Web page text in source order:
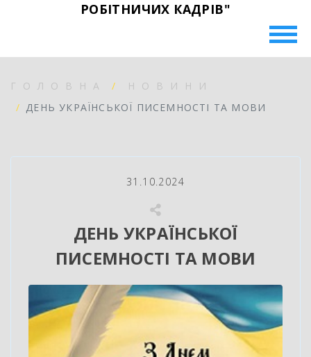
РОБІТНИЧИХ КАДРІВ"
ГОЛОВНА
НОВИНИ
ДЕНЬ УКРАЇНСЬКОЇ ПИСЕМНОСТІ ТА МОВИ
31.10.2024
ДЕНЬ УКРАЇНСЬКОЇ
ПИСЕМНОСТІ ТА МОВИ